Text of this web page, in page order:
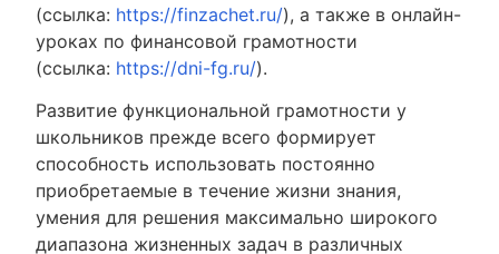
(ссылка: https://finzachet.ru/), а также в онлайн-
уроках по финансовой грамотности
(ссылка: https://dni-fg.ru/).
Развитие функциональной грамотности у
школьников прежде всего формирует
способность использовать постоянно
приобретаемые в течение жизни знания,
умения для решения максимально широкого
диапазона жизненных задач в различных